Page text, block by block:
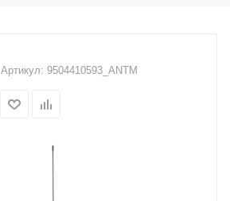
Артикул: 9504410593_ANTM